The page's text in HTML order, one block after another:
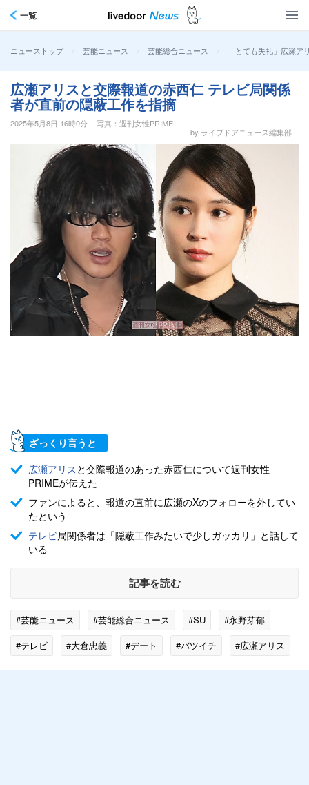
一覧
ニューストップ > 芸能ニュース > 芸能総合ニュース > 「とても失礼」広瀬
広瀬アリスと交際報道の赤西仁 テレビ局関係
者が直前の隠蔽工作を指摘
2025年5月8日 16時0分
写真：週刊女性PRIME
by ライブドアニュース編集部
ざっくり言うと
広瀬アリス と交際報道のあった赤西仁について週刊女性
PRIMEが伝えた
ファンによると、報道の直前に広瀬のXのフォローを外してい
たという
テレビ局関係者は「隠蔽工作みたいで少しガッカリ」と話して
いる
記事を読む
#芸能ニュース #芸能総合ニュース #SU
#永野芽郁
#テレビ
#大倉忠義 #デート #バツイチ #広瀬アリス